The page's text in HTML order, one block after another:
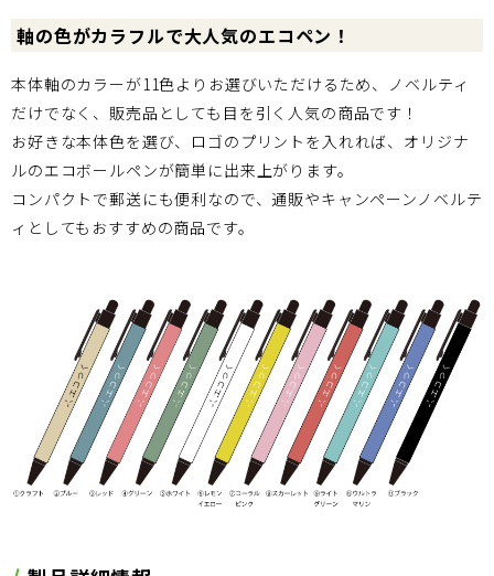
軸の色がカラフルで大人気のエコペン！
本体軸のカラーが11色よりお選びいただけるため、ノベルティ
だけでなく、販売品としても目を引く人気の商品です！
お好きな本体色を選び、ロゴのプリントを入れれば、オリジナ
ルのエコボールペンが簡単に出来上がります。
コンパクトで郵送にも便利なので、通販やキャンペーンノベルテ
ィとしてもおすすめの商品です。